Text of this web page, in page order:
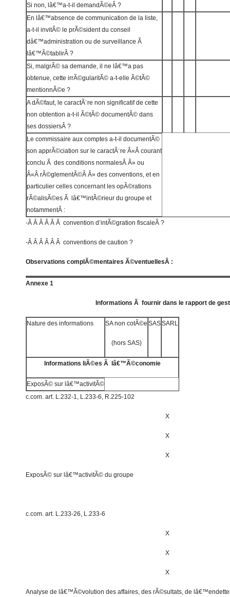
Si non, lâ€™a-t-il demandÃ©eÂ ?
En lâ€™absence de communication de la liste,
a-t-il invitÃ© le prÃ©sident du conseil
dâ€™administration ou de surveillance Ã
lâ€™Ã©tablirÂ ?
Si, malgrÃ© sa demande, il ne lâ€™a pas
obtenue, cette irrÃ©gularitÃ© a-t-elle Ã©tÃ©
mentionnÃ©e ?
A dÃ©faut, le caractÃ¨re non significatif de cette
non obtention a-t-il Ã©tÃ© documentÃ© dans
ses dossiersÂ ?
Le commissaire aux comptes a-t-il documentÃ©
son apprÃ©ciation sur le caractÃ¨re Â«Â courant
conclu Ã des conditions normalesÂ Â» ou
Â«Â rÃ©glementÃ©Â Â» des conventions, et en
particulier celles concernant les opÃ©rations
rÃ©alisÃ©es Ã lâ€™intÃ©rieur du groupe et
notammentÂ :
-Â Â Â Â Â Â convention d’intÃ©gration fiscaleÂ ?
-Â Â Â Â Â Â conventions de caution ?
Observations complÃ©mentaires Ã©ventuellesÂ :
Annexe 1
Informations Ã fournir dans le rapport de
Nature des informations SA non cotÃ©e
(hors SAS)
SASSARL
Informations liÃ©es Ã lâ€™Ã©conomie
ExposÃ© sur lâ€™activitÃ©
c.com. art. L.232-1, L.233-6, R.225-102
X
X
X
ExposÃ© sur lâ€™activitÃ© du groupe
c.com. art. L.233-26, L.233-6
X
X
X
Analyse de lâ€™Ã©volution des affaires, des rÃ©sultats, de